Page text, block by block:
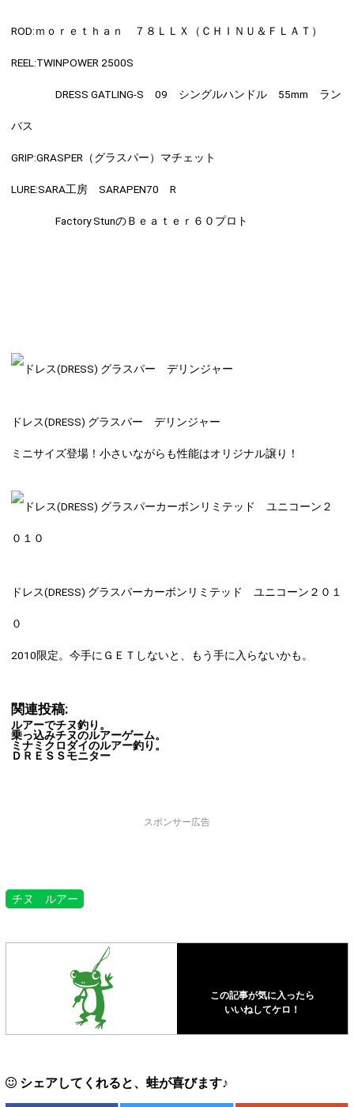
ROD:ｍｏｒｅｔｈａｎ ７８ＬＬＸ（ＣＨＩＮＵ＆ＦＬＡＴ）
REEL:TWINPOWER 2500S
DRESS GATLING-S 09 シングルハンドル 55mm ラン
バス
GRIP:GRASPER（グラスパー）マチェット
LURE:SARA工房 SARAPEN70 R
Factory StunのＢｅａｔｅｒ６０プロト
ドレス(DRESS) グラスパー デリンジャー
ミニサイズ登場！小さいながらも性能はオリジナル譲り！
ドレス(DRESS) グラスパーカーボンリミテッド ユニコーン２０１
０
2010限定。今手にＧＥＴしないと、もう手に入らないかも。
関連投稿:
ルアーでチヌ釣り。
乗っ込みチヌのルアーゲーム。
ミナミクロダイのルアー釣り。
ＤＲＥＳＳモニター
スポンサー広告
チヌ ルアー
この記事が気に入ったら
いいねしてケロ！
シェアしてくれると、蛙が喜びます♪